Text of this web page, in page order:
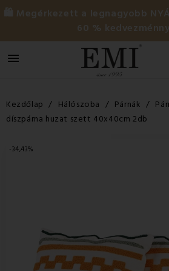
🛍️ Megérkezett a legnagyobb
60 %

Kezdőlap Hálószoba Párnák
díszpárna huzat szett 40x40cm 2db
-34,43%